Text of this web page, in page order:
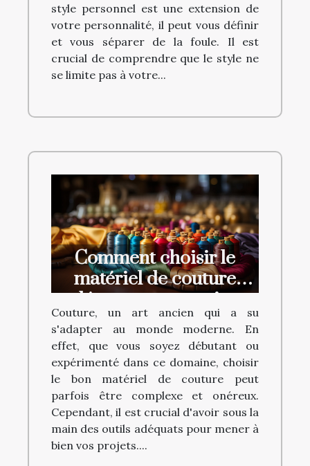
style personnel est une extension de
votre personnalité, il peut vous définir
et vous séparer de la foule. Il est
crucial de comprendre que le style ne
se limite pas à votre...
Comment choisir le
matériel de couture
adéquat sans se ruiner
Couture, un art ancien qui a su
s'adapter au monde moderne. En
effet, que vous soyez débutant ou
expérimenté dans ce domaine, choisir
le bon matériel de couture peut
parfois être complexe et onéreux.
Cependant, il est crucial d'avoir sous la
main des outils adéquats pour mener à
bien vos projets....